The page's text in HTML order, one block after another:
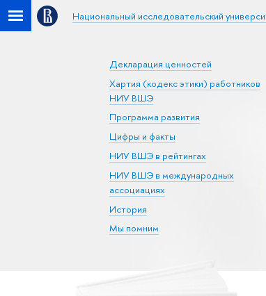
Национальный исследовательский
Декларация ценностей
Хартия (кодекс этики) работников
НИУ ВШЭ
Программа развития
Цифры и факты
НИУ ВШЭ в рейтингах
НИУ ВШЭ в международных
ассоциациях
История
Мы помним